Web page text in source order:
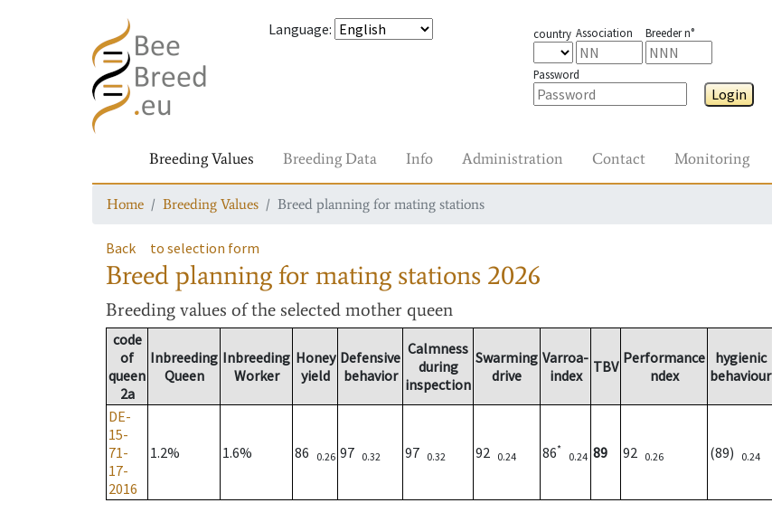
Language: country Association Breeder n°
Password
Login
Breeding Values Breeding Data Info Administration Contact Monitoring
Home Breeding Values Breed planning for mating stations
Back to selection form
Breed planning for mating stations 2026
Breeding values of the selected mother queen
code
of
queen
2a
Inbreeding
Queen
Inbreeding
Worker
Honey
yield
Defensive
behavior
Calmness
during
inspection
Swarming
drive
Varroa-
index
TBV Performance
ndex
hygienic
behaviour
DE-
15-
71-
17-
2016
1.2% 1.6% 86 0.26 97 0.32 97 0.32 92 0.24 86*
0.24 89 92 0.26 (89) 0.24